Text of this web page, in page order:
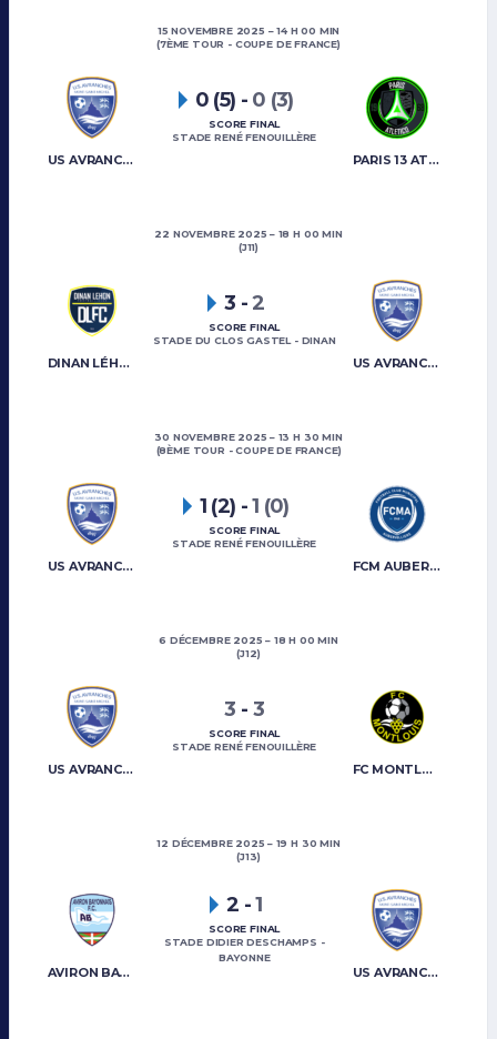
15 NOVEMBRE 2025
14 H 00 MIN
(7ÈME TOUR - COUPE DE FRANCE)
US AVRANCHES MONT-SAINT-MICHEL PARIS 13 ATLETICO
0 (5) - 0 (3)
SCORE FINAL
STADE RENÉ FENOUILLÈRE
22 NOVEMBRE 2025
18 H 00 MIN
(J11)
DINAN LÉHON FC US AVRANCHES MONT-SAINT-MICHEL
3 -2
SCORE FINAL
STADE DU CLOS GASTEL - DINAN
30 NOVEMBRE 2025
13 H 30 MIN
(8ÈME TOUR - COUPE DE FRANCE)
US AVRANCHES MONT-SAINT-MICHEL FCM AUBERVILLIERS
1 (2) -1 (0)
SCORE FINAL
STADE RENÉ FENOUILLÈRE
6 DÉCEMBRE 2025
18 H 00 MIN
(J12)
US AVRANCHES MONT-SAINT-MICHEL FC MONTLOUIS
3 - 3
SCORE FINAL
STADE RENÉ FENOUILLÈRE
12 DÉCEMBRE 2025
19 H 30 MIN
(J13)
AVIRON BAYONNAIS FC US AVRANCHES MONT-SAINT-MICHEL
2 -1
SCORE FINAL
STADE DIDIER DESCHAMPS -
BAYONNE